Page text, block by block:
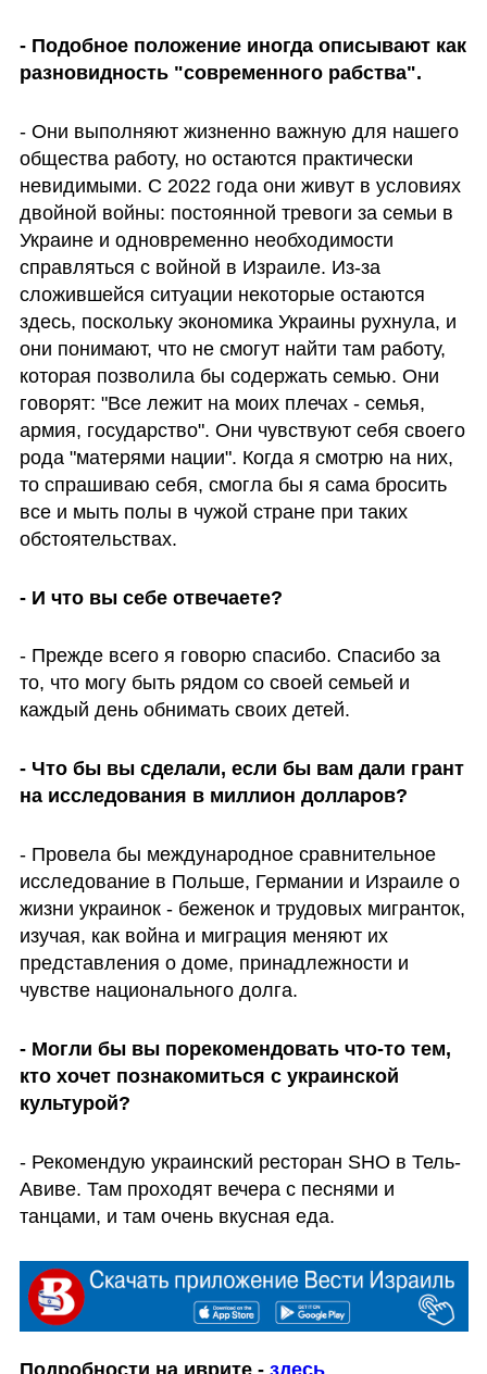
- Подобное положение иногда описывают как
разновидность "современного рабства".
- Они выполняют жизненно важную для нашего
общества работу, но остаются практически
невидимыми. С 2022 года они живут в условиях
двойной войны: постоянной тревоги за семьи в
Украине и одновременно необходимости
справляться с войной в Израиле. Из-за
сложившейся ситуации некоторые остаются
здесь, поскольку экономика Украины рухнула, и
они понимают, что не смогут найти там работу,
которая позволила бы содержать семью. Они
говорят: "Все лежит на моих плечах - семья,
армия, государство". Они чувствуют себя своего
рода "матерями нации". Когда я смотрю на них,
то спрашиваю себя, смогла бы я сама бросить
все и мыть полы в чужой стране при таких
обстоятельствах.
- И что вы себе отвечаете?
- Прежде всего я говорю спасибо. Спасибо за
то, что могу быть рядом со своей семьей и
каждый день обнимать своих детей.
- Что бы вы сделали, если бы вам дали грант
на исследования в миллион долларов?
- Провела бы международное сравнительное
исследование в Польше, Германии и Израиле о
жизни украинок - беженок и трудовых мигранток,
изучая, как война и миграция меняют их
представления о доме, принадлежности и
чувстве национального долга.
- Могли бы вы порекомендовать что-то тем,
кто хочет познакомиться с украинской
культурой?
- Рекомендую украинский ресторан SHO в Тель-
Авиве. Там проходят вечера с песнями и
танцами, и там очень вкусная еда.